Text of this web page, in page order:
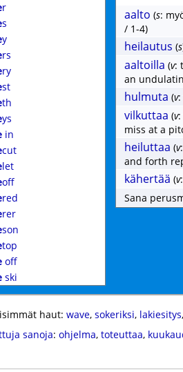
r
s
y
rs
ry
st
th
ys
in
cut
let
off
red
rer
son
top
off
ski
aalto (s:
/ 1-4)
heilautus (s
aaltoilla (v:
an
hulmuta (v
vilkuttaa (v:
miss at a
heiluttaa (v
and forth
kähertää (v
Sana
haut: wave, sokeriksi, lakiesitys,
sanoja: ohjelma, toteuttaa,